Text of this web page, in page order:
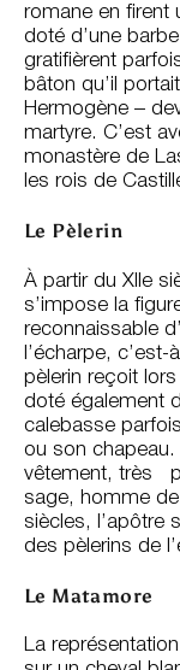
romane en firent
doté d’une
gratifièrent
bâton qu’il
Hermogène –
martyre. C’est
monastère de
les rois de
Le Pèlerin
À partir du XIIe
s’impose la
l’écharpe,
pèlerin reçoit
doté également
calebasse
ou son chapeau.
vêtement, très
sage, homme de
siècles, l’apôtre
des pèlerins de
Le Matamore
La